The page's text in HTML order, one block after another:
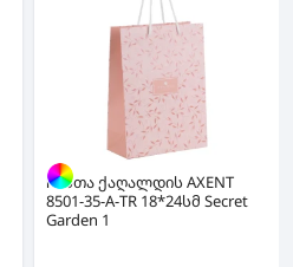
ჩანთა ქაღალდის AXENT
8501-35-A-TR 18*24სმ Secret
Garden 1